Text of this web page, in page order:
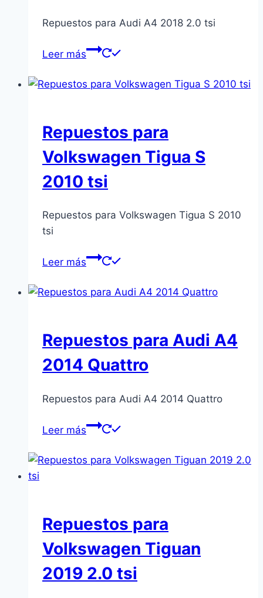
Repuestos para Audi A4 2018 2.0 tsi
Leer más
Repuestos para
Volkswagen Tigua S
2010 tsi
Repuestos para Volkswagen Tigua S 2010
tsi
Leer más
Repuestos para Audi A4
2014 Quattro
Repuestos para Audi A4 2014 Quattro
Leer más
Repuestos para
Volkswagen Tiguan
2019 2.0 tsi